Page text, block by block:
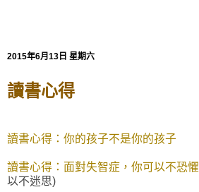
2015年6月13日 星期六
讀書心得
讀書心得：你的孩子不是你的孩子
讀書心得：面對失智症，你可以不恐懼
以不迷思)